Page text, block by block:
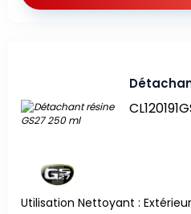
Utilisation Nettoyant : Extérieur